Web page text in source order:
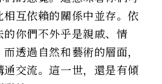
互依賴的關係中並存。依
你們不外乎是親戚、情
透過自然和藝術的層面，
交流。這一世，還是有傾